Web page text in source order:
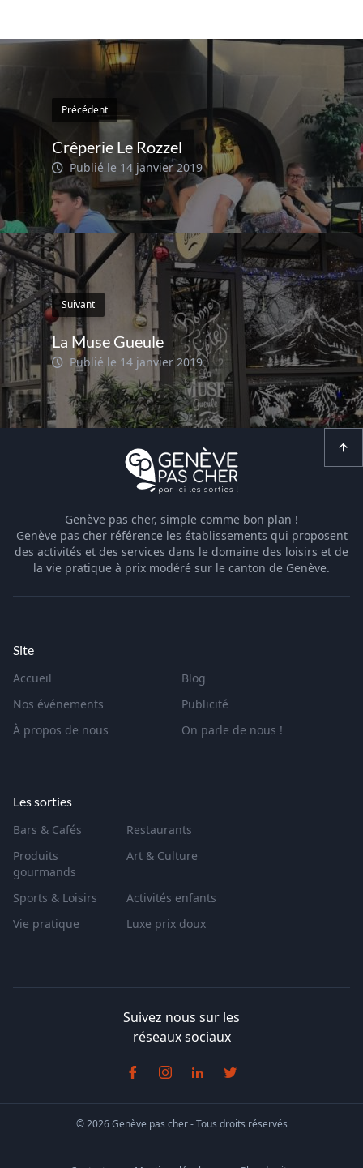
Précédent
Crêperie Le Rozzel
Publié le 14 janvier 2019
Suivant
La Muse Gueule
Publié le 14 janvier 2019
Genève pas cher, simple comme bon plan !
Genève pas cher référence les établissements qui proposent
des activités et des services dans le domaine des loisirs et de
la vie pratique à prix modéré sur le canton de Genève.
Site
Accueil
Blog
Nos événements
Publicité
À propos de nous
On parle de nous !
Les sorties
Bars & Cafés
Restaurants
Produits
gourmands
Art & Culture
Sports & Loisirs
Activités enfants
Vie pratique
Luxe prix doux
Suivez nous sur les
réseaux sociaux
© 2026 Genève pas cher - Tous droits réservés